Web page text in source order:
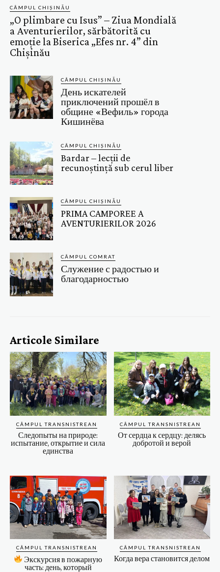
CÂMPUL CHIȘINĂU
„O plimbare cu Isus” – Ziua Mondială
a Aventurierilor, sărbătorită cu
emoție la Biserica „Efes nr. 4” din
Chișinău
CÂMPUL CHIȘINĂU
День искателей
приключений прошёл в
общине «Вефиль» города
Кишинёва
CÂMPUL CHIȘINĂU
Bardar – lecții de
recunoștință sub cerul liber
CÂMPUL CHIȘINĂU
PRIMA CAMPOREE A
AVENTURIERILOR 2026
CÂMPUL COMRAT
Служение с радостью и
благодарностью
Articole Similare
CÂMPUL TRANSNISTREAN
Следопыты на природе:
испытание, открытие и сила
единства
CÂMPUL TRANSNISTREAN
От сердца к сердцу: делясь
добротой и верой
CÂMPUL TRANSNISTREAN
Экскурсия в пожарную
часть: день, который
CÂMPUL TRANSNISTREAN
Когда вера становится делом